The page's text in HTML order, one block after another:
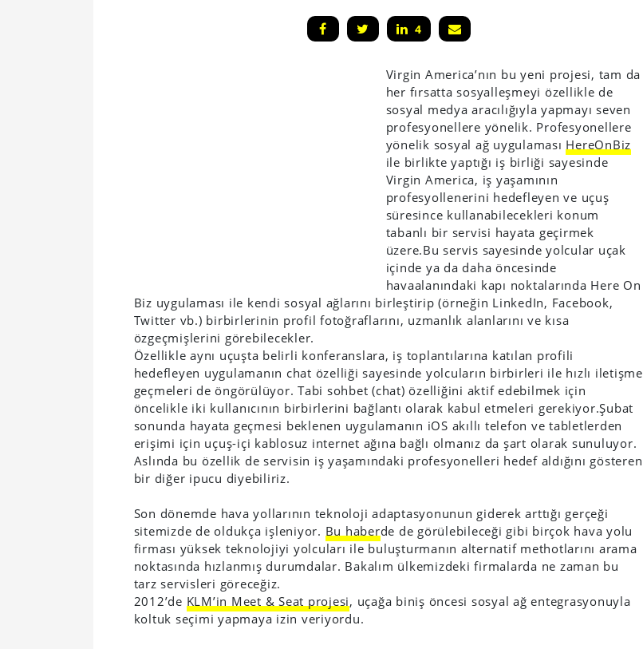
4
Virgin America’nın bu yeni projesi, tam da
her fırsatta sosyalleşmeyi özellikle de
sosyal medya aracılığıyla yapmayı seven
profesyonellere yönelik. Profesyonellere
yönelik sosyal ağ uygulaması HereOnBiz
ile birlikte yaptığı iş birliği sayesinde
Virgin America, iş yaşamının
profesyollenerini hedefleyen ve uçuş
süresince kullanabilecekleri konum
tabanlı bir servisi hayata geçirmek
üzere.Bu servis sayesinde yolcular uçak
içinde ya da daha öncesinde
havaalanındaki kapı noktalarında Here On
Biz uygulaması ile kendi sosyal ağlarını birleştirip (örneğin LinkedIn, Facebook,
Twitter vb.) birbirlerinin profil fotoğraflarını, uzmanlık alanlarını ve kısa
özgeçmişlerini görebilecekler.
Özellikle aynı uçuşta belirli konferanslara, iş toplantılarına katılan profili
hedefleyen uygulamanın chat özelliği sayesinde yolcuların birbirleri ile hızlı iletişme
geçmeleri de öngörülüyor. Tabi sohbet (chat) özelliğini aktif edebilmek için
öncelikle iki kullanıcının birbirlerini bağlantı olarak kabul etmeleri gerekiyor.Şubat
sonunda hayata geçmesi beklenen uygulamanın iOS akıllı telefon ve tabletlerden
erişimi için uçuş-içi kablosuz internet ağına bağlı olmanız da şart olarak sunuluyor.
Aslında bu özellik de servisin iş yaşamındaki profesyonelleri hedef aldığını gösteren
bir diğer ipucu diyebiliriz.
Son dönemde hava yollarının teknoloji adaptasyonunun giderek arttığı gerçeği
sitemizde de oldukça işleniyor. Bu haberde de görülebileceği gibi birçok hava yolu
firması yüksek teknolojiyi yolcuları ile buluşturmanın alternatif methotlarını arama
noktasında hızlanmış durumdalar. Bakalım ülkemizdeki firmalarda ne zaman bu
tarz servisleri göreceğiz.
2012’de KLM’in Meet & Seat projesi, uçağa biniş öncesi sosyal ağ entegrasyonuyla
koltuk seçimi yapmaya izin veriyordu.